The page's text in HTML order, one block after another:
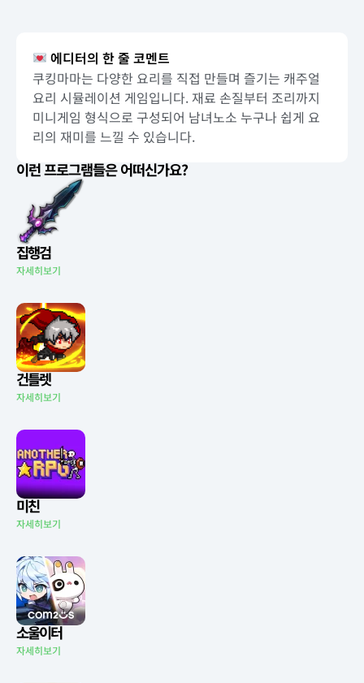
에디터의 한 줄 코멘트
쿠킹마마는 다양한 요리를 직접 만들며 즐기는 캐주얼
요리 시뮬레이션 게임입니다. 재료 손질부터 조리까지
미니게임 형식으로 구성되어 남녀노소 누구나 쉽게 요
리의 재미를 느낄 수 있습니다.
이런 프로그램들은 어떠신가요?
집행검
자세히보기
건틀렛
자세히보기
미친
자세히보기
소울이터
자세히보기